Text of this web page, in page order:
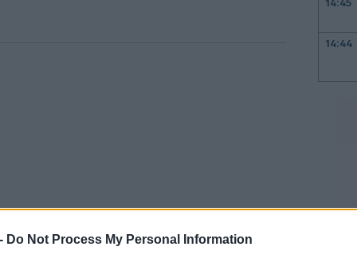
Do Not Process My Personal Information
14:45
14:44